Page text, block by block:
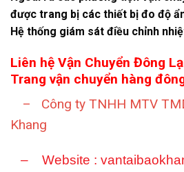
được trang bị các thiết bị đo độ
Hệ thống giám sát điều chỉnh
Liên hệ Vận Chuyển Đông
Trangvận chuyển hàng
– Công ty TNHH MTV
Khang
– Website :